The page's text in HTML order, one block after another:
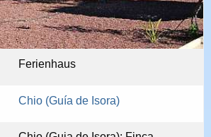
Ferienhaus
Chio (Guía de Isora)